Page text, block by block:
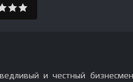
и честный